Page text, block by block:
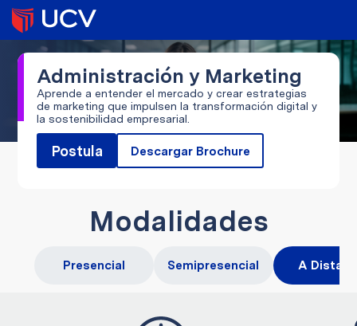
Administración y Marketing
Aprende a entender el mercado y crear estrategias
de marketing que impulsen la transformación digital y
la sostenibilidad empresarial.
Postula Descargar Brochure
Modalidades
Presencial Semipresencial A